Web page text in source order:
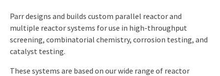
Parr designs and builds custom parallel reactor and
multiple reactor systems for use in high-throughput
screening, combinatorial chemistry, corrosion testing, and
catalyst testing.
These systems are based on our wide range of reactor